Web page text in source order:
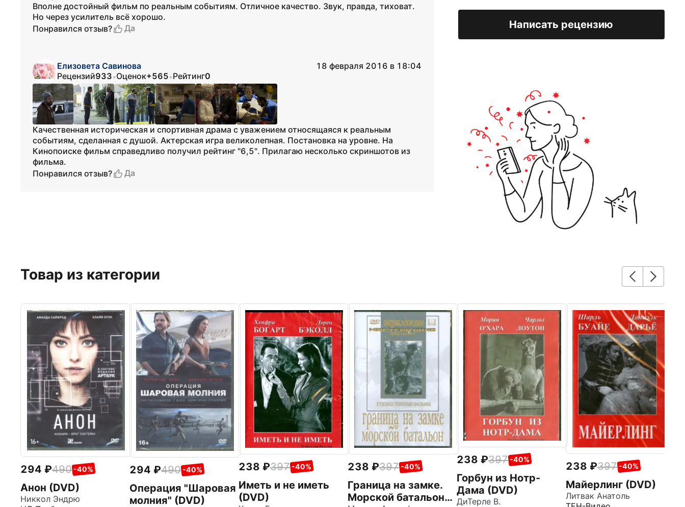
Написать рецензию
Вполне достойный фильм по реальным событиям. Отличное качество. Звук, правда, тиховат.
Но через усилитель всё хорошо.
Понравился отзыв?
Да
Елизовета Савинова
18 февраля 2016 в 18:04
Рецензий933•Оценок+565•Рейтинг0
Качественная историческая и спортивная драма с уважением относящаяся к реальным
событиям, сделанная с душой. Актерская игра великолепная. Постановка на уровне. На
Кинопоиске фильм справедливо получил рейтинг "6,5". Прилагаю несколько скриншотов из
фильма.
Понравился отзыв?
Да
Товар из категории
294 490 -40%
Анон (DVD)
Никкол Эндрю
294 490 -40%
Операция "Шаровая
молния" (DVD)
238 397 -40%
Иметь и не иметь
(DVD)
238 397 -40%
Граница на замке.
Морской батальон
238 397 -40%
Горбун из Нотр-
Дама (DVD)
ДиТерле В.
238 397 -40%
Майерлинг (DVD)
Литвак Анатоль